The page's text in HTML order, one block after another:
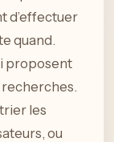
d’effectuer
quand.
proposent
les
ou